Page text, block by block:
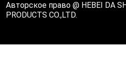
Авторское право @ HEBEI DA
PRODUCTS CO.,LTD.